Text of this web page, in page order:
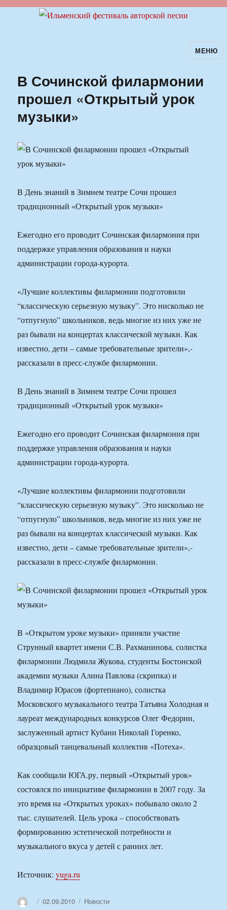
Ильменский фестиваль авторскойМЕНЮ
В Сочинской филармонии
прошел «Открытый урок
музыки»
В День знаний в Зимнем театре Сочи прошел
традиционный «Открытый урок музыки»
Ежегодно его проводит Сочинская филармония при
поддержке управления образования и науки
администрации города-курорта.
«Лучшие коллективы филармонии подготовили
“классическую серьезную музыку”. Это нисколько не
“отпугнуло” школьников, ведь многие из них уже не
раз бывали на концертах классической музыки. Как
известно, дети – самые требовательные зрители»,-
рассказали в пресс-службе филармонии.
В День знаний в Зимнем театре Сочи прошел
традиционный «Открытый урок музыки»
Ежегодно его проводит Сочинская филармония при
поддержке управления образования и науки
администрации города-курорта.
«Лучшие коллективы филармонии подготовили
“классическую серьезную музыку”. Это нисколько не
“отпугнуло” школьников, ведь многие из них уже не
раз бывали на концертах классической музыки. Как
известно, дети – самые требовательные зрители»,-
рассказали в пресс-службе филармонии.
В «Открытом уроке музыки» приняли участие
Струнный квартет имени С.В. Рахманинова, солистка
филармонии Людмила Жукова, студенты Бостонской
академии музыки Алина Павлова (скрипка) и
Владимир Юрасов (фортепиано), солистка
Московского музыкального театра Татьяна Холодная и
лауреат международных конкурсов Олег Федорин,
заслуженный артист Кубани Николай Горенко,
образцовый танцевальный коллектив «Потеха».
Как сообщали ЮГА.ру, первый «Открытый урок»
состоялся по инициативе филармонии в 2007 году. За
это время на «Открытых уроках» побывало около 2
тыс. слушателей. Цель урока – способствовать
формированию эстетической потребности и
музыкального вкуса у детей с ранних лет.
Источник:yuga.ru
АвторОпубликовано
02.09.2010 Рубрики
Новости